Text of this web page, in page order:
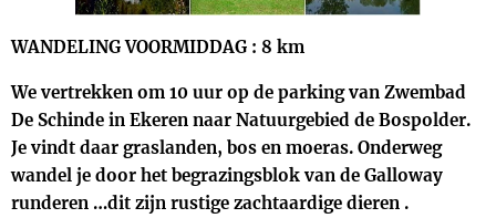
WANDELING VOORMIDDAG : 8 km
We vertrekken om 10 uur op de parking van Zwembad
De Schinde in Ekeren naar Natuurgebied de Bospolder.
Je vindt daar graslanden, bos en moeras. Onderweg
wandel je door het begrazingsblok van de Galloway
runderen …dit zijn rustige zachtaardige dieren .